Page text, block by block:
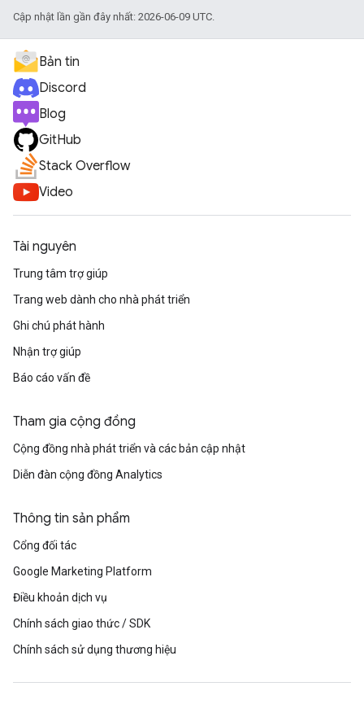
Cập nhật lần gần đây nhất: 2026-06-09 UTC.
Bản tin
Discord
Blog
GitHub
Stack Overflow
Video
Tài nguyên
Trung tâm trợ giúp
Trang web dành cho nhà phát triển
Ghi chú phát hành
Nhận trợ giúp
Báo cáo vấn đề
Tham gia cộng đồng
Cộng đồng nhà phát triển và các bản cập nhật
Diễn đàn cộng đồng Analytics
Thông tin sản phẩm
Cổng đối tác
Google Marketing Platform
Điều khoản dịch vụ
Chính sách giao thức / SDK
Chính sách sử dụng thương hiệu